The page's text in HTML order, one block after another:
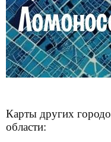
Карты других
области: